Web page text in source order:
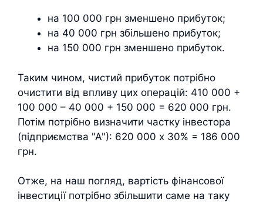
на 100 000 грн зменшено прибуток;
на 40 000 грн збільшено прибуток;
на 150 000 грн зменшено прибуток.
Таким чином, чистий прибуток потрібно
очистити від впливу цих операцій: 410 000 +
100 000 – 40 000 + 150 000 = 620 000 грн.
Потім потрібно визначити частку інвестора
(підприємства "А"): 620 000 х 30% = 186 000
грн.
Отже, на наш погляд, вартість фінансової
інвестиції потрібно збільшити саме на таку